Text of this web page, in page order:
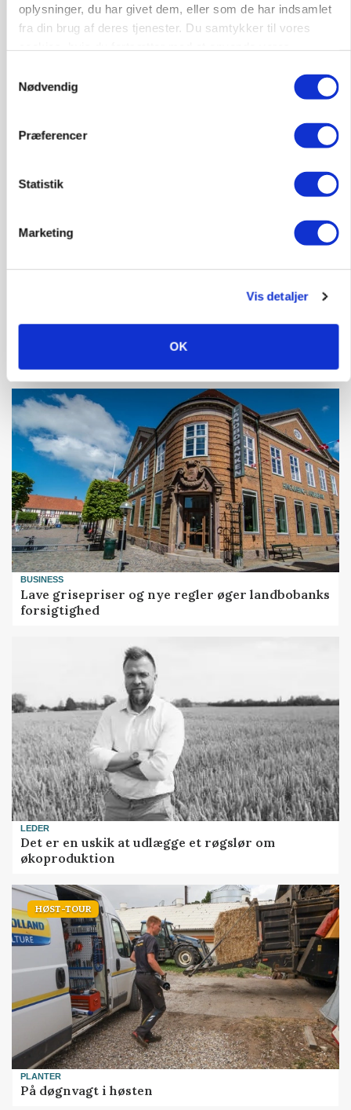
oplysninger, du har givet dem, eller som de har indsamlet
fra din brug af deres tjenester. Du samtykker til vores
Nødvendig
Præferencer
Statistik
Marketing
Vis detaljer
OK
Kalve
03. aug.
BUSINESS
Lave grisepriser og nye regler øger landbobanks
forsigtighed
LEDER
Det er en uskik at udlægge et røgslør om
økoproduktion
HØST-TOUR
PLANTER
På døgnvagt i høsten